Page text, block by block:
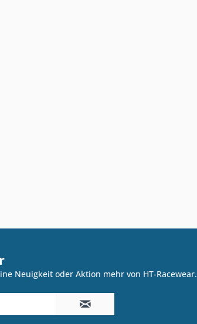
Neuigkeit oder Aktion mehr von HT-Racewear.